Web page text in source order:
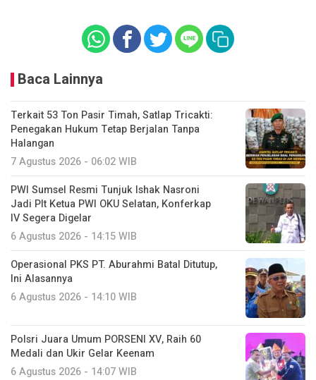
Baca Lainnya
Terkait 53 Ton Pasir Timah, Satlap Tricakti:
Penegakan Hukum Tetap Berjalan Tanpa
Halangan
7 Agustus 2026 - 06:02 WIB
PWI Sumsel Resmi Tunjuk Ishak Nasroni
Jadi Plt Ketua PWI OKU Selatan, Konferkap
IV Segera Digelar
6 Agustus 2026 - 14:15 WIB
Operasional PKS PT. Aburahmi Batal Ditutup,
Ini Alasannya
6 Agustus 2026 - 14:10 WIB
Polsri Juara Umum PORSENI XV, Raih 60
Medali dan Ukir Gelar Keenam
6 Agustus 2026 - 14:07 WIB